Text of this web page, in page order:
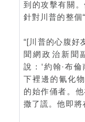
到的攻擊有關
針對川普的整個
“[川普的心腹好
聞網政治新聞
說：‘約翰·布
下裡邊的氰化
的始作俑者。
撒了謊。他即將